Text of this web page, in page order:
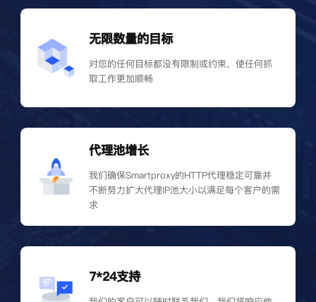
无限数量的目标
对您的任何目标都没有限制或约束，使任何抓
取工作更加顺畅
代理池增长
我们确保Smartproxy的HTTP代理稳定可靠并
不断努力扩大代理IP池大小以满足每个客户的需
求
7*24支持